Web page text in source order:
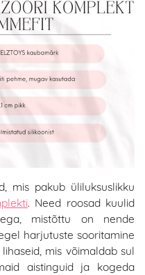
mis pakub üliluksuslikku
. Need roosad kuulid
mistõttu on nende
harjutuste sooritamine
mis võimaldab sul
aistinguid ja kogeda